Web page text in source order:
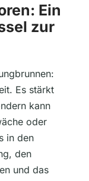
Ein
zur
Es stärkt
kann
oder
in den
den
und das